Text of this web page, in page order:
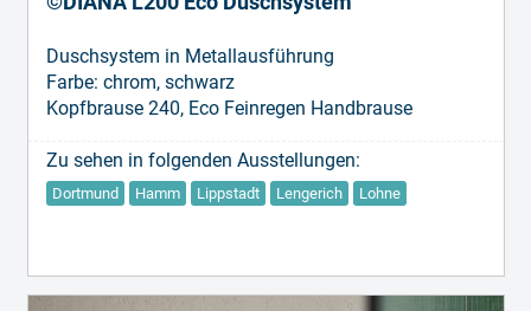
Duschsystem in Metallausführung
Farbe: chrom, schwarz
Kopfbrause 240, Eco Feinregen Handbrause
Zu sehen in folgenden Ausstellungen:
Dortmund Hamm Lippstadt Lengerich Lohne